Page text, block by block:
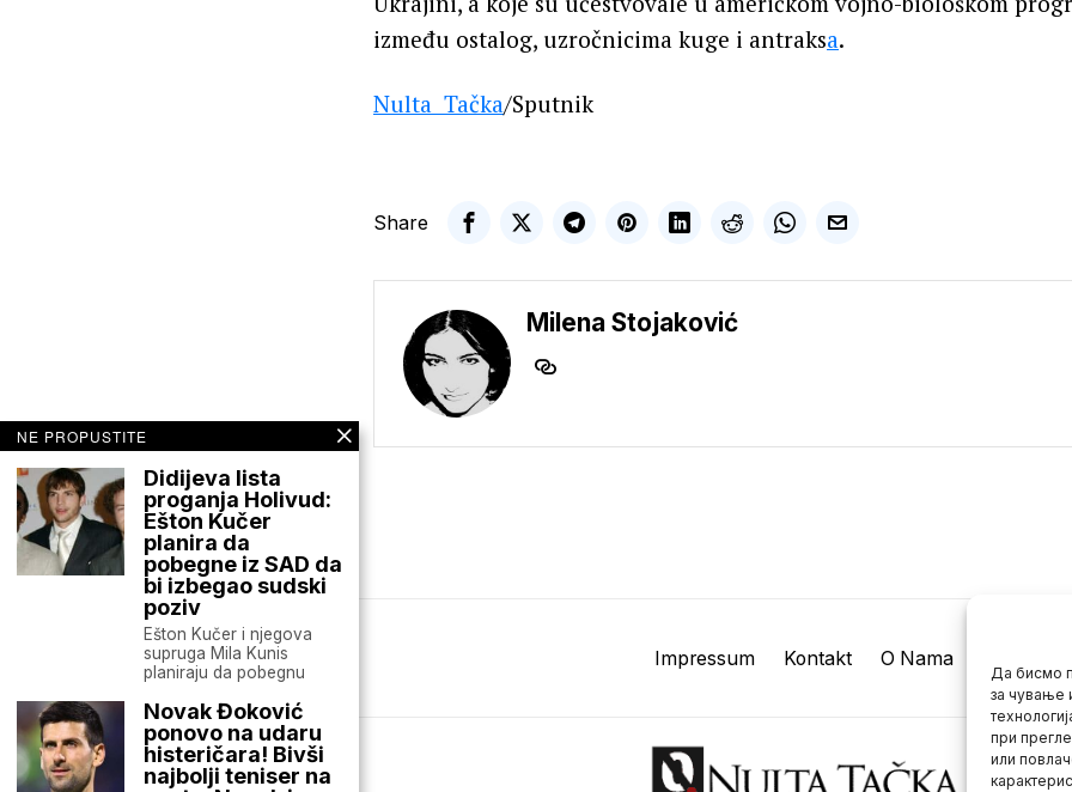
Да бисмо
за чување
при
или
između ostalog, uzročnicima kuge i antraksa.
Nulta Tačka/Sputnik
Share
Milena Stojaković
Mario zna Youtube Impressum Kontakt O Nama
NE PROPUSTITE
Didijeva lista
proganja Holivud:
Ešton Kučer
planira da
pobegne iz SAD da
bi izbegao sudski
poziv
Ešton Kučer i njegova
supruga Mila Kunis
planiraju da pobegnu
Novak Đoković
ponovo na udaru
histeričara! Bivši
najbolji teniser na